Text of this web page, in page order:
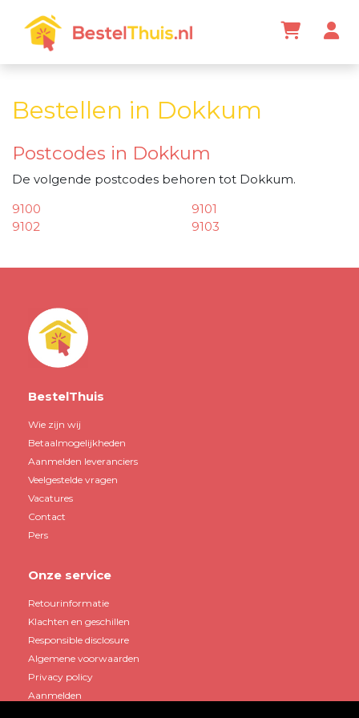
Bestellen in Dokkum
Postcodes in Dokkum
De volgende postcodes behoren tot Dokkum.
9100
9101
9102
9103
BestelThuis
Wie zijn wij
Betaalmogelijkheden
Aanmelden leveranciers
Veelgestelde vragen
Vacatures
Contact
Pers
Onze service
Retourinformatie
Klachten en geschillen
Responsible disclosure
Algemene voorwaarden
Privacy policy
Aanmelden